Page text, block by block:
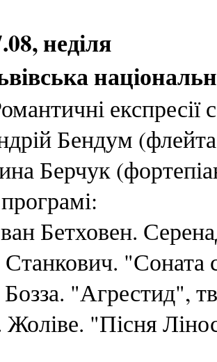
неділя
експресії
Бендум
Берчук
Бетховен.
"Соната
"Агрестид",
"Пісня